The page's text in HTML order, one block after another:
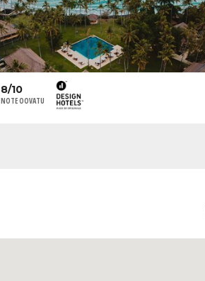
8/10
NOTE OOVATU